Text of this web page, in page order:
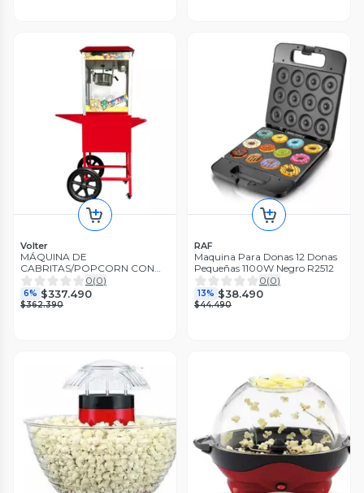
Volter
MÁQUINA DE
CABRITAS/POPCORN CON
CARRO VOLTER
0(0)
6% $337.490
$362.390
RAF
Maquina Para Donas 12 Donas
Pequeñas 1100W Negro R2512
0(0)
13% $38.490
$44.490